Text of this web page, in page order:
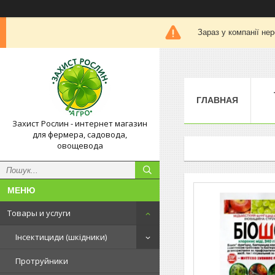
Зараз у компанії
Захист Рослин - интернет магазин
для фермера, садовода,
овощевода
Товары и услуги
Інсектициди (шкідники)
Протруйники
ГЛАВНАЯ